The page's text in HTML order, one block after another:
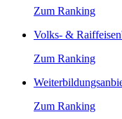
Zum Ranking
Volks- &
Zum Ranking
Zum Ranking